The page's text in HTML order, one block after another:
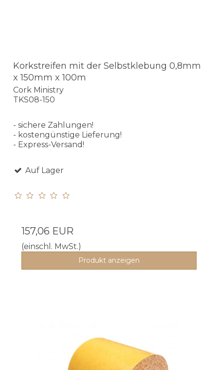
Korkstreifen mit der Selbstklebung 0,8mm
x 150mm x 100m
Cork Ministry
TKS08-150
- sichere Zahlungen!
- kostengünstige Lieferung!
- Express-Versand!
Auf Lager
157,06 EUR
(einschl. MwSt.)
Produkt anzeigen